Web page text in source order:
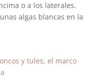
o a los laterales.
algas blancas en la